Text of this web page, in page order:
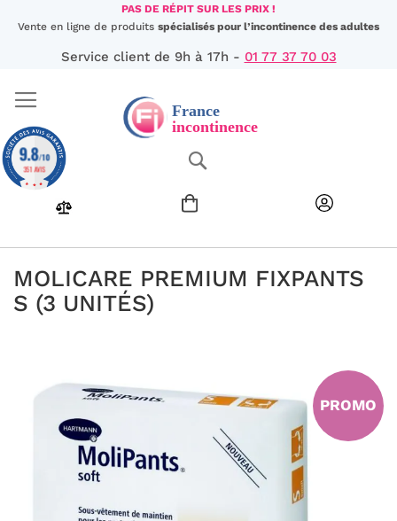
Aller
au
PAS DE RÉPIT SUR LES PRIX !
Vente en ligne de produits spécialisés pour l’incontinence des adultes
Service client de 9h à 17h - 01 77 37 70 03
MOLICARE PREMIUM FIXPANTS
S (3 UNITÉS)
PROMO
9.8/10
351 AVIS